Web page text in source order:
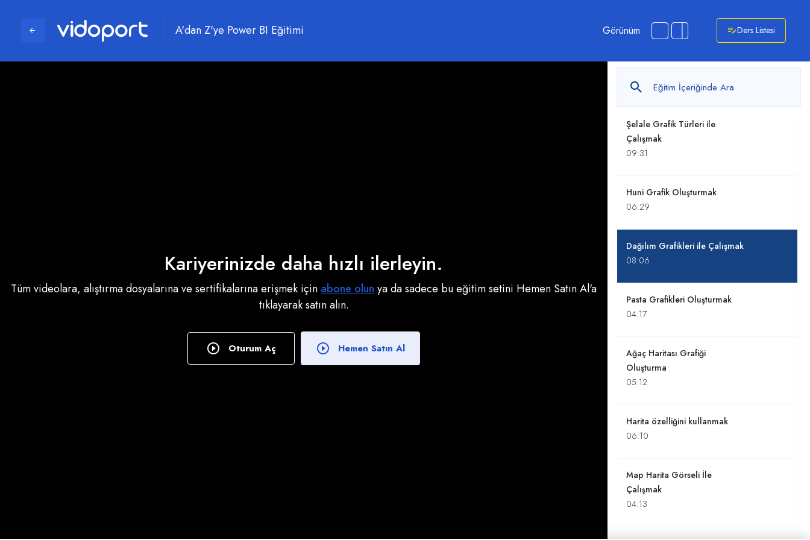
A'dan Z'ye Power BI Eğitimi Görünüm Ders Listesi
Kariyerinizde daha hızlı ilerleyin.
Tüm videolara, alıştırma dosyalarına ve sertifikalarına erişmek için abone olun ya da sadece bu eğitim setini Hemen Satın Al'a
tıklayarak satın alın.
Oturum Aç Hemen Satın Al
08:16
Ribbon Chart Oluşturmak
03:44
Şelale Grafik Türleri ile
Çalışmak
09:31
Huni Grafik Oluşturmak
06:29
Dağılım Grafikleri ile Çalışmak
08:06
Pasta Grafikleri Oluşturmak
04:17
Ağaç Haritası Grafiği
Oluşturma
05:12
Harita özelliğini kullanmak
06:10
Map Harita Görseli İle
Çalışmak
04:13